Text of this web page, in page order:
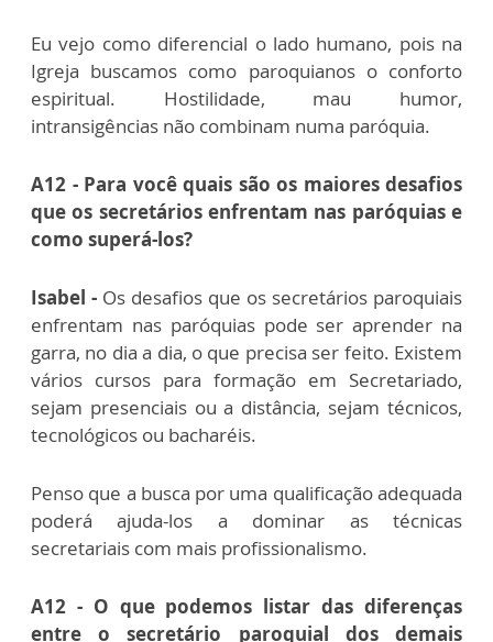
Eu vejo como diferencial o lado humano, pois na
Igreja buscamos como paroquianos o conforto
espiritual. Hostilidade, mau humor,
intransigências não combinam numa paróquia.
A12 - Para você quais são os maiores desafios
que os secretários enfrentam nas paróquias e
como superá-los?
Isabel - Os desafios que os secretários paroquiais
enfrentam nas paróquias pode ser aprender na
garra, no dia a dia, o que precisa ser feito. Existem
vários cursos para formação em Secretariado,
sejam presenciais ou a distância, sejam técnicos,
tecnológicos ou bacharéis.
Penso que a busca por uma qualificação adequada
poderá ajuda-los a dominar as técnicas
secretariais com mais profissionalismo.
A12 - O que podemos listar das diferenças
entre o secretário paroquial dos demais